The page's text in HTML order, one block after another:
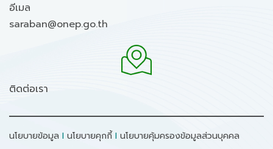
อีเมล
saraban@onep.go.th
ติดต่อเรา
นโยบายข้อมูล I นโยบายคุกกี้ I นโยบายคุ้มครองข้อมูลส่วนบุคคล